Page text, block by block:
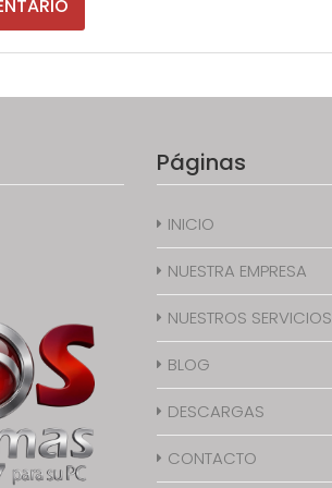
Páginas
INICIO
NUESTRA EMPRESA
NUESTROS SERVICIOS
BLOG
DESCARGAS
CONTACTO